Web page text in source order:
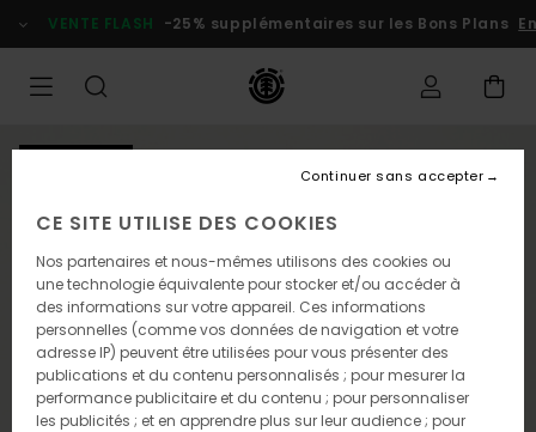
l'information
VENTE FLASH -25% supplémentaires sur les Bons Plans En
CE SITE UTILISE DES COOKIES
Nos partenaires et nous-mêmes utilisons des cookies ou
une technologie équivalente pour stocker et/ou accéder à
des informations sur votre appareil. Ces informations
personnelles (comme vos données de navigation et votre
adresse IP) peuvent être utilisées pour vous présenter des
publications et du contenu personnalisés ; pour mesurer la
performance publicitaire et du contenu ; pour personnaliser
les publicités ; et en apprendre plus sur leur audience ; pour
Continuer sans accepter